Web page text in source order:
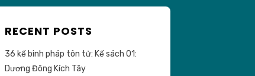
RECENT POSTS
36 kế binh pháp tôn tử: Kế sách 01:
Dương Đông Kích Tây